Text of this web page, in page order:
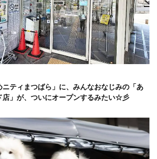
ニティまつばら」に、みんなおなじみの「あ
店」が、ついにオープンするみたい☆彡